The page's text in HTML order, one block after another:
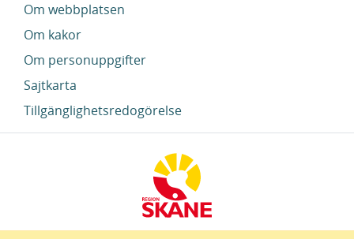
Om webbplatsen
Om kakor
Om personuppgifter
Sajtkarta
Tillgänglighetsredogörelse